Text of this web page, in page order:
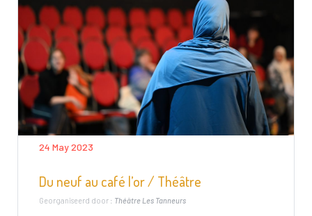
24 May 2023
Du neuf au café l’or / Théâtre
Georganiseerd door : Théâtre Les Tanneurs